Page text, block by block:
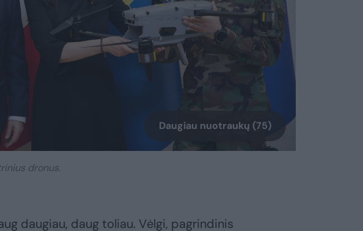
Daugiau nuotraukų (75)
dronus.
daugiau, daug toliau. Vėlgi, pagrindinis